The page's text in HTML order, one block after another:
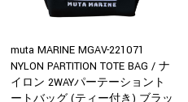
muta MARINE MGAV-221071
NYLON PARTITION TOTE BAG / ナ
イロン 2WAYパーテーショント
ートバッグ (ティー付き) ブラッ